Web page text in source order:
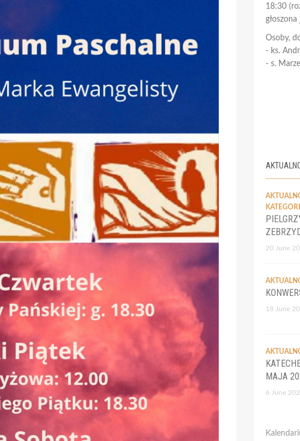
18:30
Osoby,
- ks.
- s.
KATEGORII
20 June
18 June
MAJA
6 June